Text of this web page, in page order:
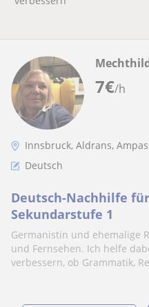
7€/h
Innsbruck, Aldrans,
Deutsch
Deutsch-Nachhilfe
Sekundarstufe 1
Germanistin und ehemalige
und Fernsehen. Ich helfe
verbessern, ob Grammatik,